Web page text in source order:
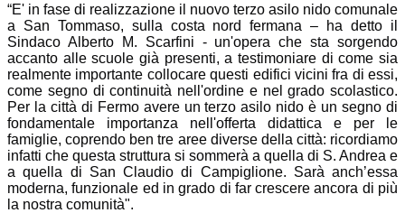
“E' in fase di realizzazione il nuovo terzo asilo nido comunale
a San Tommaso, sulla costa nord fermana – ha detto il
Sindaco Alberto M. Scarfini - un'opera che sta sorgendo
accanto alle scuole già presenti, a testimoniare di come sia
realmente importante collocare questi edifici vicini fra di essi,
come segno di continuità nell'ordine e nel grado scolastico.
Per la città di Fermo avere un terzo asilo nido è un segno di
fondamentale importanza nell'offerta didattica e per le
famiglie, coprendo ben tre aree diverse della città: ricordiamo
infatti che questa struttura si sommerà a quella di S. Andrea e
a quella di San Claudio di Campiglione. Sarà anch’essa
moderna, funzionale ed in grado di far crescere ancora di più
la nostra comunità".